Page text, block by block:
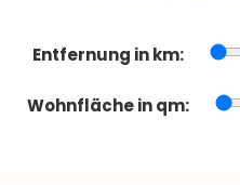
Entfernung in km:
Wohnfläche in qm: